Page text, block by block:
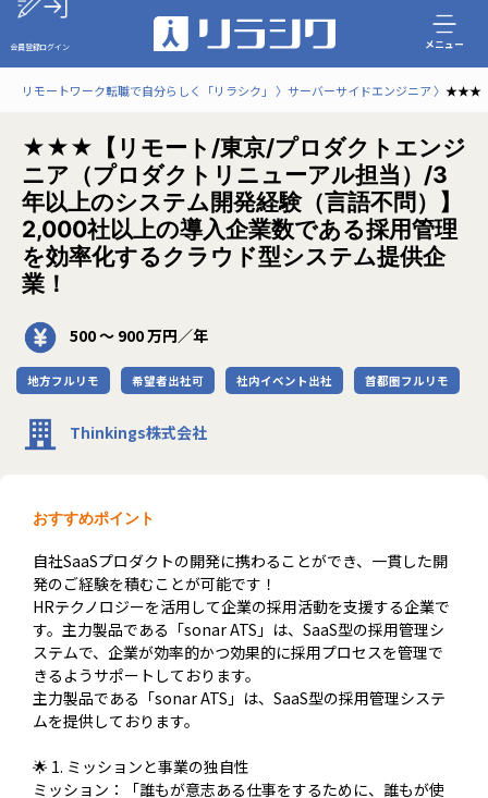
会員登録ログイン メニュー
リモートワーク転職で自分らしく「リラシク」 サーバーサイドエンジニア ★★★【
★★★【リモート/東京/プロダクトエンジ
ニア（プロダクトリニューアル担当）/3
年以上のシステム開発経験（言語不問）】
2,000社以上の導入企業数である採用管理
を効率化するクラウド型システム提供企
業！
500 〜 900 万円／年
地方フルリモ 希望者出社可 社内イベント出社 首都圏フルリモ
Thinkings株式会社
おすすめポイント
自社SaaSプロダクトの開発に携わることができ、一貫した開
発のご経験を積むことが可能です！
HRテクノロジーを活用して企業の採用活動を支援する企業で
す。主力製品である「sonar ATS」は、SaaS型の採用管理シ
ステムで、企業が効率的かつ効果的に採用プロセスを管理で
きるようサポートしております。
主力製品である「sonar ATS」は、SaaS型の採用管理システ
ムを提供しております。
🌟 1. ミッションと事業の独自性
ミッション：「誰もが意志ある仕事をするために、誰もが使